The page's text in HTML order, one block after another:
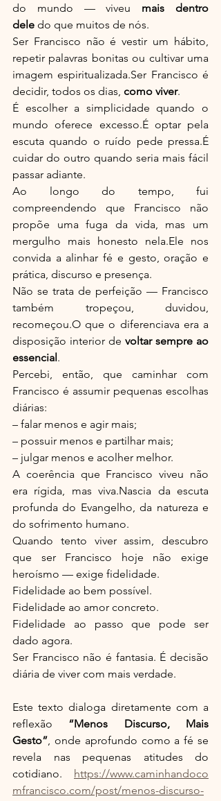
do mundo — viveu mais dentro
dele do que muitos de nós.
Ser Francisco não é vestir um hábito,
repetir palavras bonitas ou cultivar uma
imagem espiritualizada.Ser Francisco é
decidir, todos os dias, como viver.
É escolher a simplicidade quando o
mundo oferece excesso.É optar pela
escuta quando o ruído pede pressa.É
cuidar do outro quando seria mais fácil
passar adiante.
Ao longo do tempo, fui
compreendendo que Francisco não
propõe uma fuga da vida, mas um
mergulho mais honesto nela.Ele nos
convida a alinhar fé e gesto, oração e
prática, discurso e presença.
Não se trata de perfeição — Francisco
também tropeçou, duvidou,
recomeçou.O que o diferenciava era a
disposição interior de voltar sempre ao
essencial.
Percebi, então, que caminhar com
Francisco é assumir pequenas escolhas
diárias:
– falar menos e agir mais;
– possuir menos e partilhar mais;
– julgar menos e acolher melhor.
A coerência que Francisco viveu não
era rígida, mas viva.Nascia da escuta
profunda do Evangelho, da natureza e
do sofrimento humano.
Quando tento viver assim, descubro
que ser Francisco hoje não exige
heroísmo — exige fidelidade.
Fidelidade ao bem possível.
Fidelidade ao amor concreto.
Fidelidade ao passo que pode ser
dado agora.
Ser Francisco não é fantasia. É decisão
diária de viver com mais verdade.
Este texto dialoga diretamente com a
reflexão “Menos Discurso, Mais
Gesto” , onde aprofundo como a fé se
revela nas pequenas atitudes do
cotidiano. https://www.caminhandoco
mfrancisco.com/post/menos-discurso-